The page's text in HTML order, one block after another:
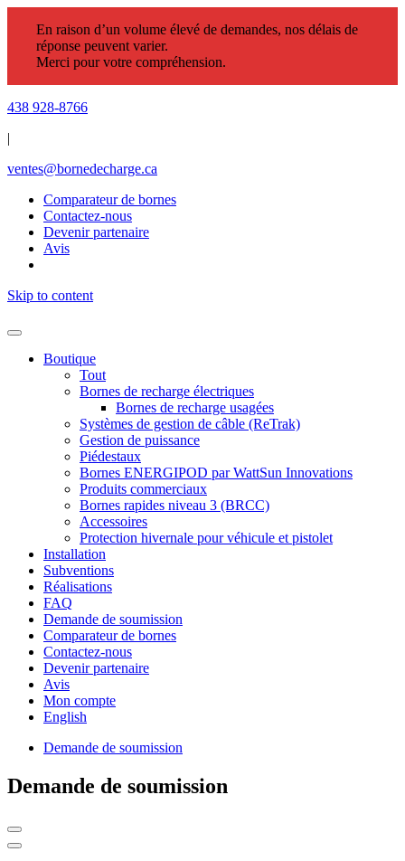
En raison d’un volume élevé de demandes, nos délais de
réponse peuvent varier.
Merci pour votre compréhension.
438 928-8766
|
ventes@bornedecharge.ca
Comparateur de bornes
Contactez-nous
Devenir partenaire
Avis
Skip to content
Boutique
Tout
Bornes de recharge électriques
Bornes de recharge usagées
Systèmes de gestion de câble (ReTrak)
Gestion de puissance
Piédestaux
Bornes ENERGIPOD par WattSun Innovations
Produits commerciaux
Bornes rapides niveau 3 (BRCC)
Accessoires
Protection hivernale pour véhicule et pistolet
Installation
Subventions
Réalisations
FAQ
Demande de soumission
Comparateur de bornes
Contactez-nous
Devenir partenaire
Avis
Mon compte
English
Demande de soumission
Demande de soumission